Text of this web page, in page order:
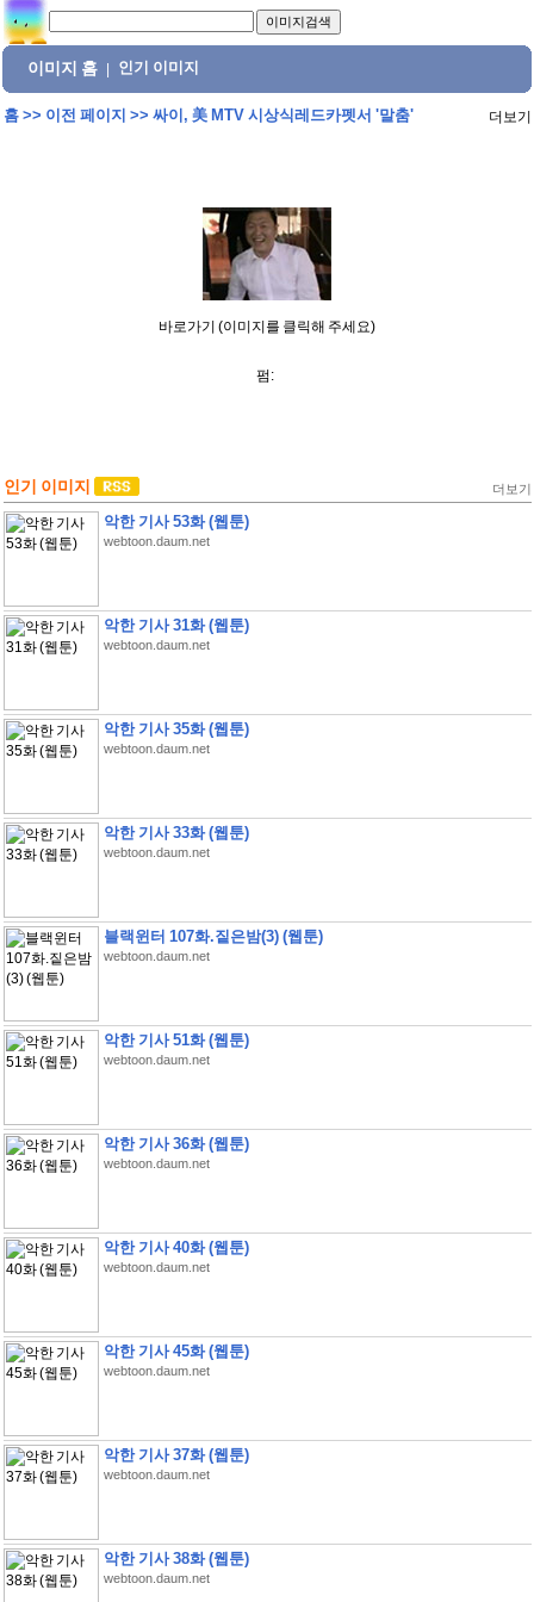
이미지 홈 인기 이미지
홈>> 이전 페이지 >> 싸이, 美 MTV 시상식레드카펫서 '말춤' 더보기
바로가기 (이미지를 클릭해 주세요)
펌:
인기 이미지 더보기
악한 기사 53화 (웹툰)
webtoon.daum.net
악한 기사 31화 (웹툰)
webtoon.daum.net
악한 기사 35화 (웹툰)
webtoon.daum.net
악한 기사 33화 (웹툰)
webtoon.daum.net
블랙윈터 107화.짙은밤(3) (웹툰)
webtoon.daum.net
악한 기사 51화 (웹툰)
webtoon.daum.net
악한 기사 36화 (웹툰)
webtoon.daum.net
악한 기사 40화 (웹툰)
webtoon.daum.net
악한 기사 45화 (웹툰)
webtoon.daum.net
악한 기사 37화 (웹툰)
webtoon.daum.net
악한 기사 38화 (웹툰)
webtoon.daum.net